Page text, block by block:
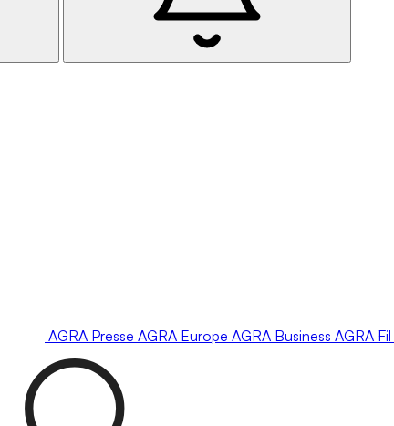
AGRA Presse AGRA Europe AGRA Business AGRA Fil